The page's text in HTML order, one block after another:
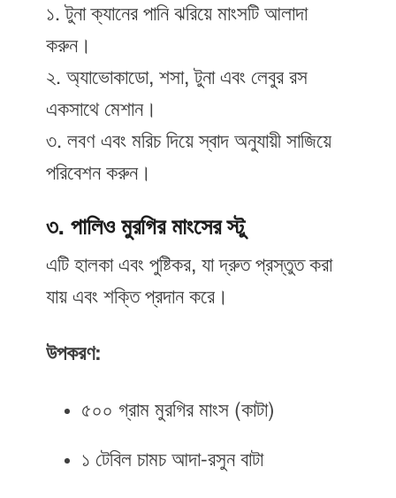
১. টুনা ক্যানের পানি ঝরিয়ে মাংসটি আলাদা
করুন।
২. অ্যাভোকাডো, শসা, টুনা এবং লেবুর রস
একসাথে মেশান।
৩. লবণ এবং মরিচ দিয়ে স্বাদ অনুযায়ী সাজিয়ে
পরিবেশন করুন।
৩. পালিও মুরগির মাংসের স্টু
এটি হালকা এবং পুষ্টিকর, যা দ্রুত প্রস্তুত করা
যায় এবং শক্তি প্রদান করে।
উপকরণ:
৫০০ গ্রাম মুরগির মাংস (কাটা)
১ টেবিল চামচ আদা-রসুন বাটা